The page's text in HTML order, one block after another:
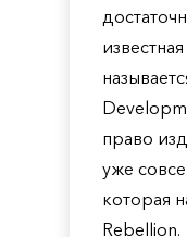
право
уже
которая
Rebellion.